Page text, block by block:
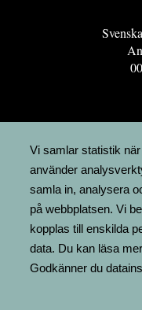
Vi samlar statistik
använder
samla in, analysera
på webbplatsen. Vi
kopplas till enskilda
data. Du kan läsa
Godkänner du